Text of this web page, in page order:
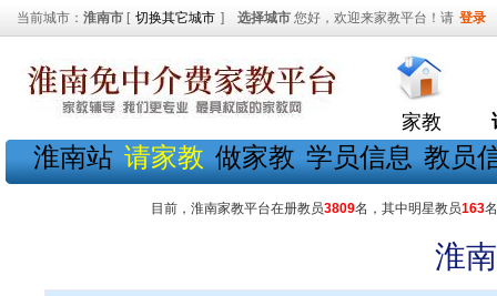
当前城市： 淮南市 [ 切换其它城市 ] 选择城市 您好，欢迎来家教平台！请 登录
家教
淮南站 请家教 做家教 学员信息 教员
目前，淮南家教平台在册教员3809名，其中明星教员163
淮